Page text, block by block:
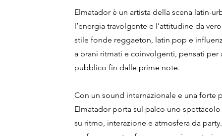
Elmatador è un artista della scena latin-
l’energia travolgente e l’attitudine da
stile fonde reggaeton, latin pop e
a brani ritmati e coinvolgenti, pensati per
pubblico fin dalle prime note.
Con un sound internazionale e una forte
Elmatador porta sul palco uno
su ritmo, interazione e atmosfera da